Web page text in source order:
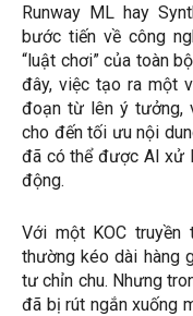
Runway ML hay
bước tiến về công
“luật chơi” của toàn
đây, việc tạo ra một
đoạn từ lên ý tưởng,
cho đến tối ưu nội
đã có thể được AI xử
động.
Với một KOC truyền
thường kéo dài hàng
tư chỉn chu. Nhưng
đã bị rút ngắn xuống